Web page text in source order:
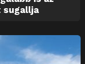
sugallja